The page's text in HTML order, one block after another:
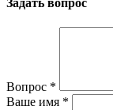
Задать вопрос
Вопрос *
Ваше имя *